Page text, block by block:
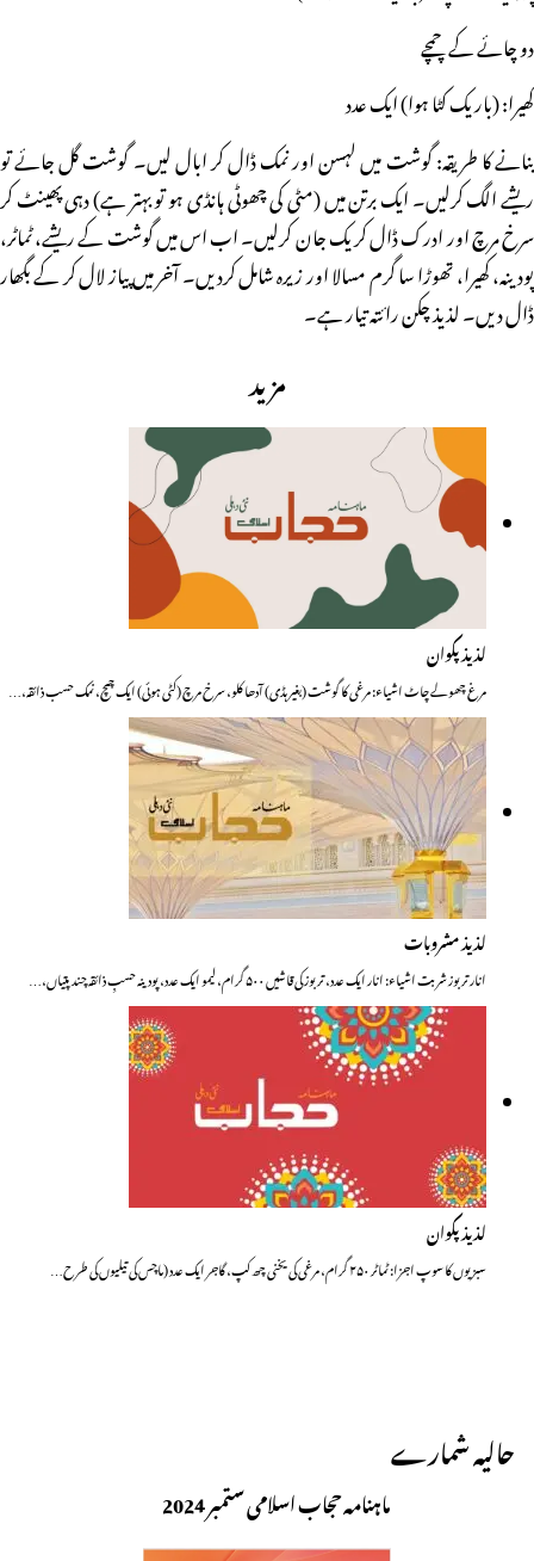
دو چائے کے چمچے
کھیرا: (باریک کٹا ہوا) ایک عدد
بنانے کا طریقہ: گوشت میں لہسن اور نمک ڈال کر ابال لیں۔ گوشت گل جائے تو
ریشے الگ کرلیں۔ ایک برتن میں (مٹی کی چھوٹی ہانڈی ہو تو بہتر ہے) دہی پھینٹ کر
سرخ مرچ اور ادرک ڈال کر یک جان کرلیں۔ اب اس میں گوشت کے ریشے، ٹماٹر،
پودینہ، کھیرا، تھوڑا سا گرم مسالا اور زیرہ شامل کردیں۔ آخر میں پیاز لال کر کے بگھار
ڈال دیں۔ لذیذ چکن رائتہ تیار ہے۔
مزید
لذیذ پکوان
مرغ چھولے چاٹ اشیاء: مرغی کا گوشت (بغیر ہڈی) آدھا کلو، سرخ مرچ (کٹی ہوئی) ایک چمچ، نمک حسب ذائقہ،…
لذیذ مشروبات
انار تربوز شربت اشیاء: انار ایک عدد، تربوز کی قاشیں ۵۰۰ گرام، لیمو ایک عدد، پودینہ حسبِ ذائقہ چند پتیاں،…
لذیذ پکوان
سبزیوں کا سوپ اجزا: ٹماٹر ۲۵۰ گرام، مرغی کی یخنی چھ کپ، گاجر ایک عدد (ماچس کی تیلیوں کی طرح…
حالیہ شمارے
ماہنامہ حجاب اسلامی ستمبر 2024